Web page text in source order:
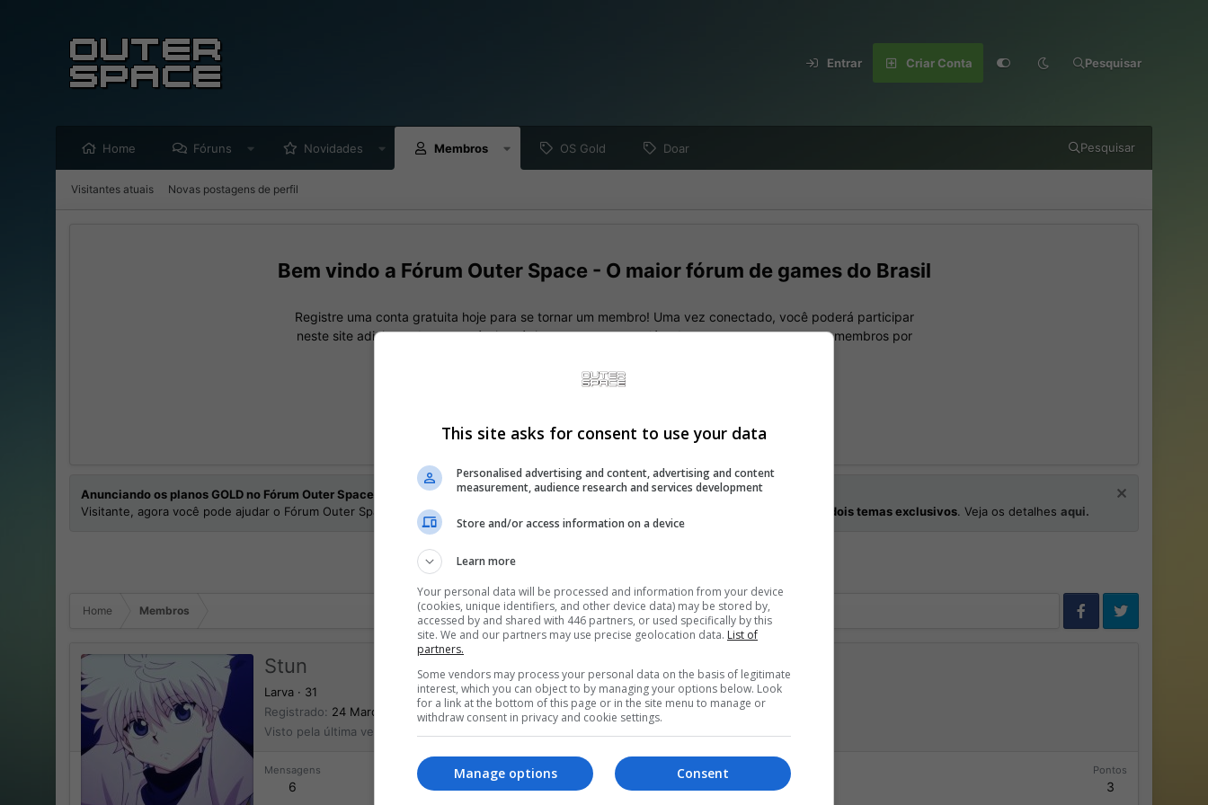
Entrar Criar Conta Pesquisar
Home Fóruns Novidades Membros OS Gold Doar Pesquisar
Visitantes atuais Novas postagens de perfil
Fórum Outer Space - O maior fórum de games do Brasil
Registre uma conta gratuita hoje para se tornar um membro! Uma vez conectado, você poderá participar
neste site adicionando seus próprios tópicos e postagens, além de se conectar com outros membros por
Anunciando os planos GOLD no Fórum Outer Space
Visitante, agora você pode ajudar o Fórum Outer Space e receber alguns recursos exclusivos, incluindo
dois temas exclusivos. Veja os detalhes aqui.
Home Membros
Stun
Larva · 31
Registrado
24 Março 2025
Visto pela última vez
Mensagens
6
Reações Pontos
3
This site asks for consent to use your data
Personalised advertising and content, advertising and content
measurement, audience research and services development
Store and/or access information on a device
Learn more
Your personal data will be processed and information from your device
(cookies, unique identifiers, and other device data) may be stored by,
accessed by and shared with 446 partners, or used specifically by this
site. We and our partners may use precise geolocation data. List of
partners.
Some vendors may process your personal data on the basis of legitimate
interest, which you can object to by managing your options below. Look
for a link at the bottom of this page or in the site menu to manage or
withdraw consent in privacy and cookie settings.
Consent
Manage options